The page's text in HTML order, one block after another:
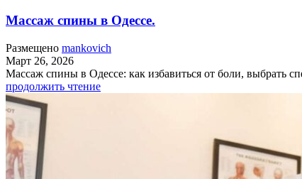
Массаж спины в Одессе.
Размещено mankovich
Март 26, 2026
Массаж спины в Одессе: как избавиться от боли, выбрать
продолжить чтение